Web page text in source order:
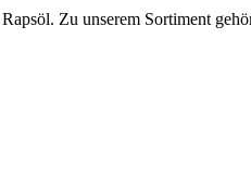
Zu unserem Sortiment